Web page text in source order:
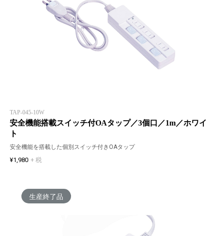
TAP-045-10W
安全機能搭載スイッチ付OAタップ／3個口／1m／ホワイ
ト
安全機能を搭載した個別スイッチ付きOAタップ
¥1,980 + 税
生産終了品